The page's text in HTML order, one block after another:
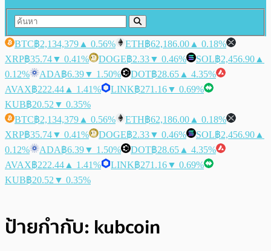
BTC฿2,134,379 ▲ 0.56% ETH฿62,186.00 ▲ 0.18%
XRP฿35.74▼ 0.41% DOGE฿2.33▼ 0.46% SOL฿2,456.90 ▲
0.12%
ADA฿6.39▼ 1.50% DOT฿28.65 ▲ 4.35%
AVAX฿222.44 ▲ 1.41% LINK฿271.16▼ 0.69%
KUB฿20.52 ▼ 0.35%
BTC฿2,134,379 ▲ 0.56% ETH฿62,186.00 ▲ 0.18%
XRP฿35.74▼ 0.41% DOGE฿2.33▼ 0.46% SOL฿2,456.90 ▲
0.12%
ADA฿6.39▼ 1.50% DOT฿28.65 ▲ 4.35%
AVAX฿222.44 ▲ 1.41% LINK฿271.16▼ 0.69%
KUB฿20.52 ▼ 0.35%
ป้ายกำกับ: kubcoin